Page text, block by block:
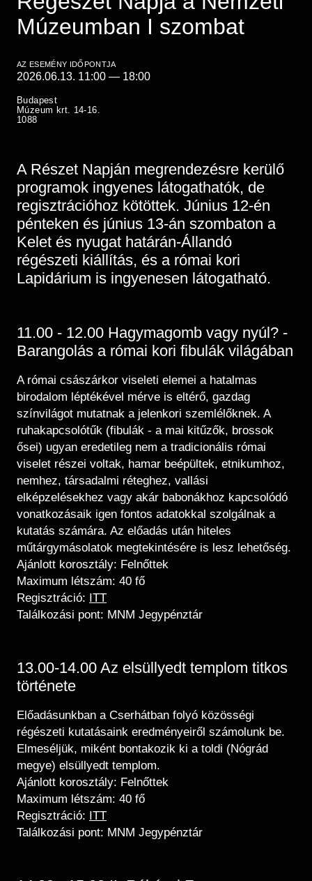
Régészet
Tagintézmények
Közérdekű adatok
Képcsarnok
Történeti Fényképtár
Adattár
Központi Könyvtár
Múzeumban I szombat
AZ ESEMÉNY IDŐPONTJA
2026.06.13. 11:00 — 18:00
Budapest
Múzeum krt. 14-16.
1088
A Részet Napján megrendezésre kerülő
programok ingyenes látogathatók, de
regisztrációhoz kötöttek. Június 12-én
pénteken és június 13-án szombaton a
Kelet és nyugat határán-Állandó
régészeti kiállítás, és a római kori
Lapidárium is ingyenesen látogatható.
11.00 - 12.00 Hagymagomb vagy nyúl? -
Barangolás a római kori fibulák világában
A római császárkor viseleti elemei a hatalmas
birodalom léptékével mérve is eltérő, gazdag
színvilágot mutatnak a jelenkori szemlélőknek. A
ruhakapcsolótűk (fibulák - a mai kitűzők, brossok
ősei) ugyan eredetileg nem a tradicionális római
viselet részei voltak, hamar beépültek, etnikumhoz,
nemhez, társadalmi réteghez, vallási
elképzelésekhez vagy akár babonákhoz kapcsolódó
vonatkozásaik igen fontos adatokkal szolgálnak a
kutatás számára. Az előadás után hiteles
műtárgymásolatok megtekintésére is lesz lehetőség.
Ajánlott korosztály: Felnőttek
Maximum létszám: 40 fő
Regisztráció: ITT
Találkozási pont: MNM Jegypénztár
13.00-14.00 Az elsüllyedt templom titkos
története
Előadásunkban a Cserhátban folyó közösségi
régészeti kutatásaink eredményeiről számolunk be.
Elmeséljük, miként bontakozik ki a toldi (Nógrád
megye) elsüllyedt templom.
Ajánlott korosztály: Felnőttek
Maximum létszám: 40 fő
Regisztráció: ITT
Találkozási pont: MNM Jegypénztár